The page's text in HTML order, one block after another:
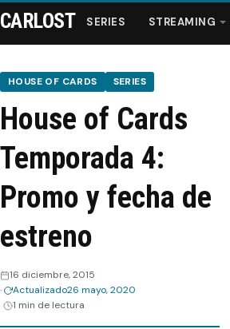
Series
Streaming
Recomendaciones
Webisodios
CARLOST SERIES STREAMING
HOUSE OF CARDS SERIES
House of Cards
Temporada 4:
Promo y fecha de
estreno
16 diciembre, 2015
Actualizado26 mayo, 2020
1 min de lectura